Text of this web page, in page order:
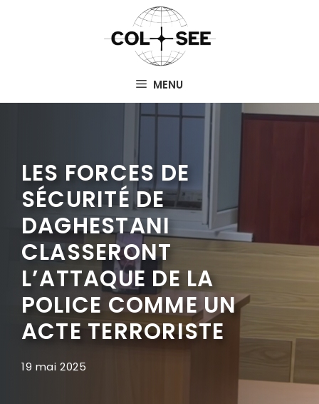
MENU
LES FORCES DE
SÉCURITÉ DE
DAGHESTANI
CLASSERONT
L’ATTAQUE DE LA
POLICE COMME UN
ACTE TERRORISTE
19 mai 2025